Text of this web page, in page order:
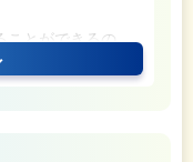
ことができるの